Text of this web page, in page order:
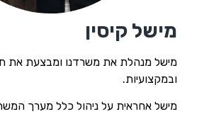
מישל קיסין
מישל מנהלת את משרדנו ומבצעת את
ובמקצועיות.
מישל אחראית על ניהול כלל מערך